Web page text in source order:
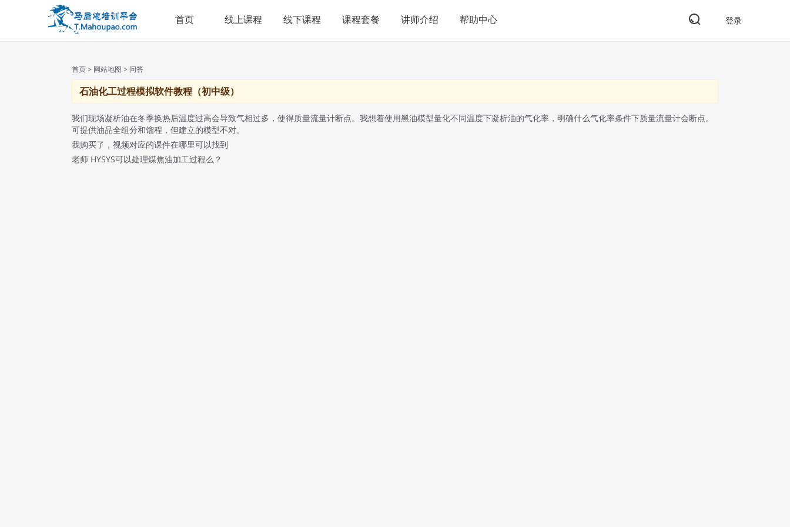
首页 线上课程 线下课程 课程套餐 讲师介绍 帮助中心 登录
首页> 网站地图 > 问答
石油化工过程模拟软件教程（初中级）
我们现场凝析油在冬季换热后温度过高会导致气相过多，使得质量流量计断点。我想着使用黑油模型量化不同温度下凝析油的气化率，明确什么气化率条件下质量流量计会断点。
可提供油品全组分和馏程，但建立的模型不对。
我购买了，视频对应的课件在哪里可以找到
老师 HYSYS可以处理煤焦油加工过程么？